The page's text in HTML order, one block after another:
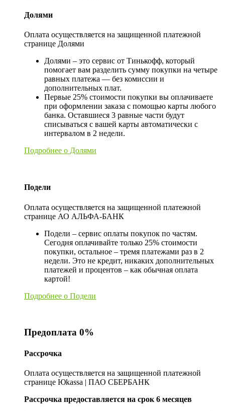
Долями
Оплата осуществляется на защищенной платежной
странице Долями
Долями – это сервис от Тинькофф, который
помогает вам разделить сумму покупки на четыре
равных платежа — без комиссии и
дополнительных плат.
Первые 25% стоимости покупки вы оплачиваете
при оформлении заказа с помощью карты любого
банка. Оставшиеся 3 равные части будут
списываться с вашей карты автоматически с
интервалом в 2 недели.
Подробнее о Долями
Подели
Оплата осуществляется на защищенной платежной
странице АО АЛЬФА-БАНК
Подели – сервис оплаты покупок по частям.
Сегодня оплачивайте только 25% стоимости
покупки, остальное – тремя платежами раз в 2
недели. Это не кредит, никаких дополнительных
платежей и процентов – как обычная оплата
картой!
Подробнее о Подели
Предоплата 0%
Рассрочка
Оплата осуществляется на защищенной платежной
странице Юkassa | ПАО СБЕРБАНК
Рассрочка предоставляется на срок 6 месяцев